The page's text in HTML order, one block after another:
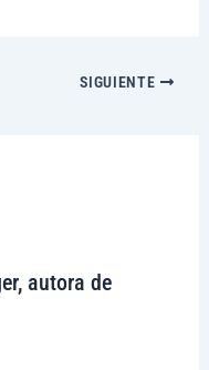
SIGUIENTE
autora de